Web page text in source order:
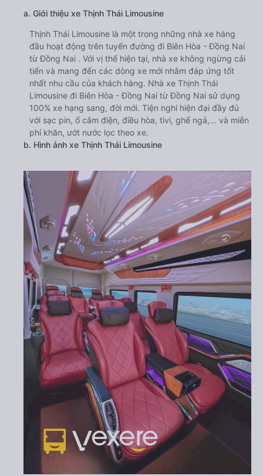
a. Giới thiệu xe Thịnh Thái Limousine
Thịnh Thái Limousine là một trong những nhà xe hàng
đầu hoạt động trên tuyến đường đi Biên Hòa - Đồng Nai
từ Đồng Nai . Với vị thế hiện tại, nhà xe không ngừng cải
tiến và mang đến các dòng xe mới nhằm đáp ứng tốt
nhất nhu cầu của khách hàng. Nhà xe Thịnh Thái
Limousine đi Biên Hòa - Đồng Nai từ Đồng Nai sử dụng
100% xe hạng sang, đời mới. Tiện nghi hiện đại đầy đủ
với sạc pin, ổ cắm điện, điều hòa, tivi, ghế ngả,… và miễn
phí khăn, ướt nước lọc theo xe.
b. Hình ảnh xe Thịnh Thái Limousine